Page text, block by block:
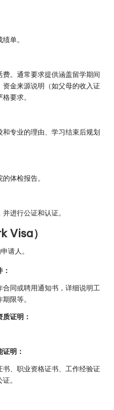
单。
。通常要求提供涵盖留学期间
金来源说明（如父母的收入证
要求。
专业的理由、学习结束后规划
体检报告。
进行公证和认证。
Visa）
请人。
同或聘用通知书，详细说明工
限等。
证明：
明：
、职业资格证书、工作经验证
。